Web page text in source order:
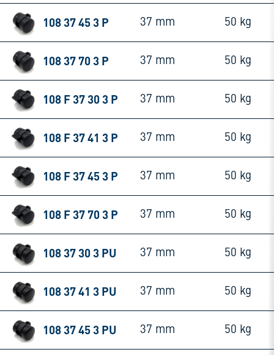
108 37 45 3 P 37 mm 50 kg
108 37 70 3 P 37 mm 50 kg
108 F 37 30 3 P 37 mm 50 kg
108 F 37 41 3 P 37 mm 50 kg
108 F 37 45 3 P 37 mm 50 kg
108 F 37 70 3 P 37 mm 50 kg
108 37 30 3 PU 37 mm 50 kg
108 37 41 3 PU 37 mm 50 kg
108 37 45 3 PU 37 mm 50 kg